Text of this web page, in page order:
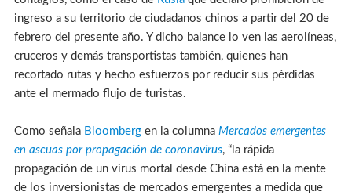
ingreso a su territorio de ciudadanos chinos a partir del 20 de
febrero del presente año. Y dicho balance lo ven las aerolíneas,
cruceros y demás transportistas también, quienes han
recortado rutas y hecho esfuerzos por reducir sus pérdidas
ante el mermado flujo de turistas.
Como señala Bloombergen la columna Mercados emergentes
en ascuas por propagación de coronavirus, “la rápida
propagación de un virus mortal desde China está en la mente
de los inversionistas de mercados emergentes a medida que